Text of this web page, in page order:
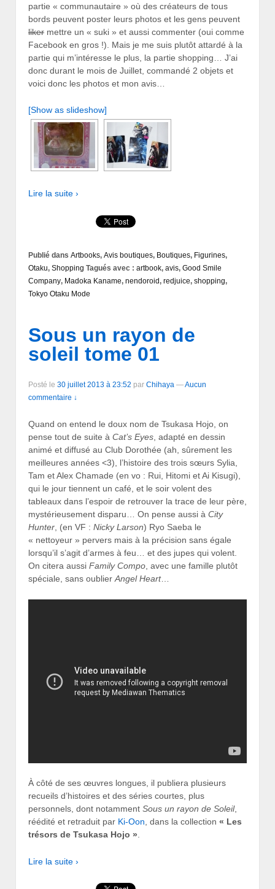
partie « communautaire » où des créateurs de tous
bords peuvent poster leurs photos et les gens peuvent
liker mettre un « suki » et aussi commenter (oui comme
Facebook en gros !). Mais je me suis plutôt attardé à la
partie qui m’intéresse le plus, la partie shopping… J’ai
donc durant le mois de Juillet, commandé 2 objets et
voici donc les photos et mon avis…
[Show as slideshow]
Lire la suite ›
Publié dans Artbooks, Avis boutiques, Boutiques, Figurines,
Otaku, Shopping Tagués avec : artbook, avis, Good Smile
Company, Madoka Kaname, nendoroid, redjuice, shopping,
Tokyo Otaku Mode
Sous un rayon de
soleil tome 01
Posté le 30 juillet 2013 à 23:52 par Chihaya —Aucun
commentaire ↓
Quand on entend le doux nom de Tsukasa Hojo, on
pense tout de suite à Cat’s Eyes, adapté en dessin
animé et diffusé au Club Dorothée (ah, sûrement les
meilleures années <3), l’histoire des trois sœurs Sylia,
Tam et Alex Chamade (en vo : Rui, Hitomi et Ai Kisugi),
qui le jour tiennent un café, et le soir volent des
tableaux dans l’espoir de retrouver la trace de leur père,
mystérieusement disparu… On pense aussi à City
Hunter, (en VF : Nicky Larson) Ryo Saeba le
« nettoyeur » pervers mais à la précision sans égale
lorsqu’il s’agit d’armes à feu… et des jupes qui volent.
On citera aussi Family Compo, avec une famille plutôt
spéciale, sans oublierAngel Heart…
À côté de ses œuvres longues, il publiera plusieurs
recueils d’histoires et des séries courtes, plus
personnels, dont notamment Sous un rayon de Soleil,
réédité et retraduit par Ki-Oon, dans la collection « Les
trésors de Tsukasa Hojo ».
Lire la suite ›